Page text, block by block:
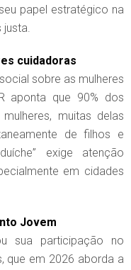
papel estratégico na
justa.
cuidadoras
sobre as mulheres
aponta que 90% dos
muitas delas
de filhos e
exige atenção
em cidades
Jovem
sua participação no
que em 2026 aborda a